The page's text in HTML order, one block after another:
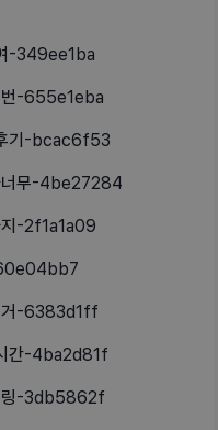
-349ee1ba
번-655e1eba
기-bcac6f53
너무-4be27284
지-2f1a1a09
거-6383d1ff
간-4ba2d81f
링-3db5862f